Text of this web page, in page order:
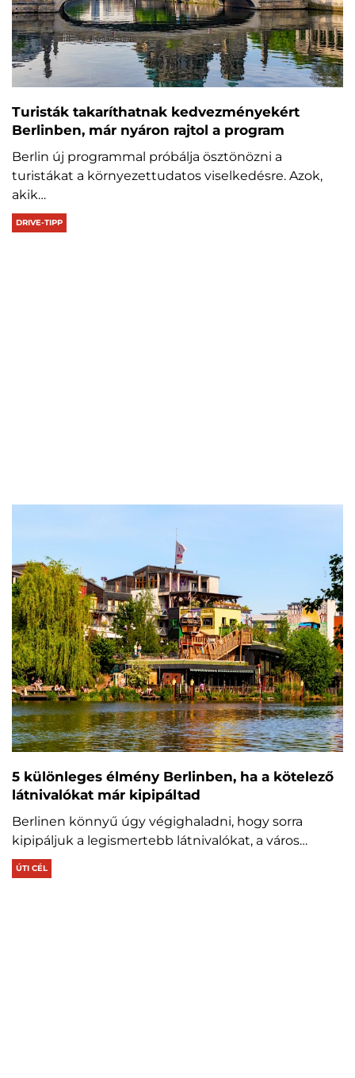
Turisták takaríthatnak kedvezményekért
Berlinben, már nyáron rajtol a program
Berlin új programmal próbálja ösztönözni a
turistákat a környezettudatos viselkedésre. Azok,
akik…
DRIVE-TIPP
5 különleges élmény Berlinben, ha a kötelező
látnivalókat már kipipáltad
Berlinen könnyű úgy végighaladni, hogy sorra
kipipáljuk a legismertebb látnivalókat, a város…
ÚTI CÉL